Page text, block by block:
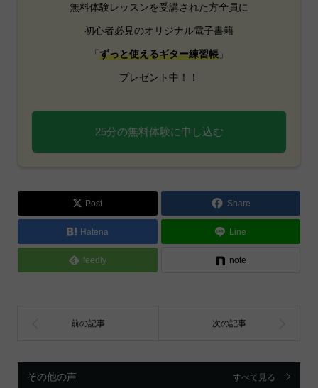
無料体験レッスンを受講された方全員に
初心者必見のオリジナル電子書籍
「 ずっと使えるギター練習帳 」
プレゼント中！！
25分の無料体験に申し込む
Post Share
Hatena Line
feedly note
その他の声 すべて見る